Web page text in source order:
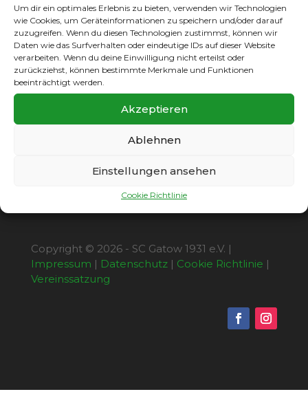
Um dir ein optimales Erlebnis zu bieten, verwenden wir Technologien
wie Cookies, um Geräteinformationen zu speichern und/oder darauf
zuzugreifen. Wenn du diesen Technologien zustimmst, können wir
Daten wie das Surfverhalten oder eindeutige IDs auf dieser Website
verarbeiten. Wenn du deine Einwilligung nicht erteilst oder
zurückziehst, können bestimmte Merkmale und Funktionen
beeinträchtigt werden.
Akzeptieren
Ablehnen
Einstellungen ansehen
Cookie Richtlinie
← vorheriger Artikel nächster Artikel→
Mit 1:3 musste sich die 1. Männer am Weiten
Blick dem VfB Fortuna Biesdorf geschlagen
geben. Die Gatower konnten in keiner Phase
an die guten Leistungen der Vorwoche
anknüpfen. Der Sieg der Gäste geht daher
vollkommen in Ordnung.
Copyright © 2026 - SC Gatow 1931 e.V. |
Impressum | Datenschutz| Cookie Richtlinie |
Vereinssatzung